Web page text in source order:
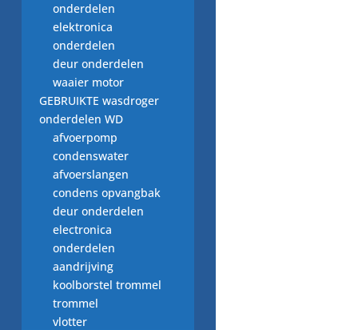
Gerelateerde producten
slang M.Nr.
05874780, Miele
€7,00
slang Miele G 763,
vaatwasser
onderdeel
7,50
onderdelen
elektronica
onderdelen
deur onderdelen
waaier motor
GEBRUIKTE wasdroger
onderdelen WD
afvoerpomp
condenswater
afvoerslangen
condens opvangbak
deur onderdelen
electronica
onderdelen
aandrijving
koolborstel trommel
trommel
vlotter